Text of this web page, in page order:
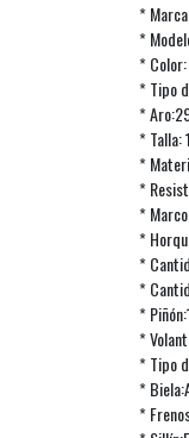
*
*
*
* Tipo
*
* Talla:
*
*
*
*
*
*
*
*
* Tipo
*
*